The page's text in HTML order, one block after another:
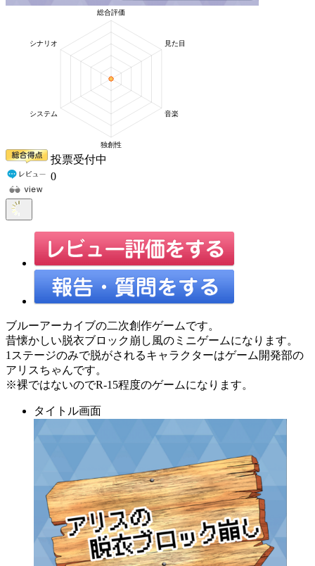
投票受付中
0
ブルーアーカイブの二次創作ゲームです。
昔懐かしい脱衣ブロック崩し風のミニゲームになります。
1ステージのみで脱がされるキャラクターはゲーム開発部の
アリスちゃんです。
※裸ではないのでR-15程度のゲームになります。
タイトル画面